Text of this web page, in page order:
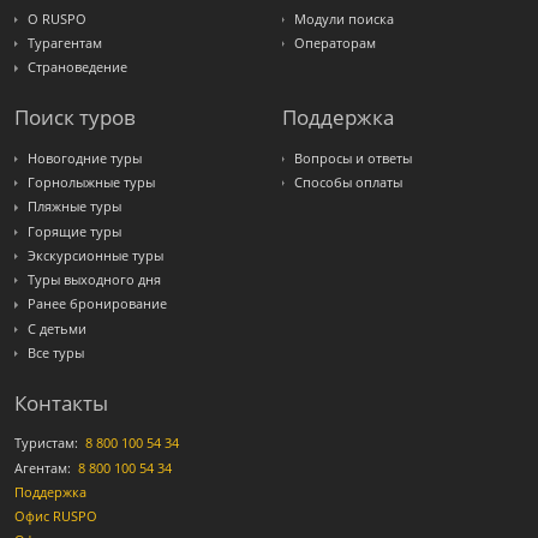
О RUSPO
Турагентам
Страноведение
Модули поиска
Операторам
Поиск туров
Новогодние туры
Горнолыжные туры
Пляжные туры
Горящие туры
Экскурсионные туры
Туры выходного дня
Ранее бронирование
С детьми
Все туры
Поддержка
Вопросы и ответы
Способы оплаты
Контакты
Туристам: 8 800 100 54 34
Агентам: 8 800 100 54 34
Поддержка
Офис RUSPO